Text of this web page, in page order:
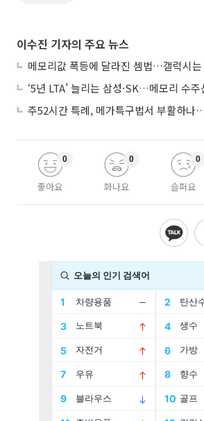
이수진 기자의 주요 뉴스
좋아요
0
화나요
0
슬퍼요
0